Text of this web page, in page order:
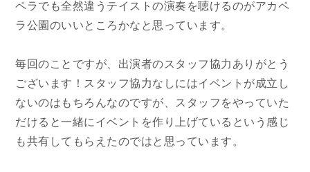
ペラでも全然違うテイストの演奏を聴けるのがアカペ
ラ公園のいいところかなと思っています。
毎回のことですが、出演者のスタッフ協力ありがとう
ございます！スタッフ協力なしにはイベントが成立し
ないのはもちろんなのですが、スタッフをやっていた
だけると一緒にイベントを作り上げているという感じ
も共有してもらえたのではと思っています。